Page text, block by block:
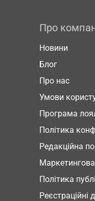
Про
Новини
Блог
Про нас
Умови
Програма
Політика
Редакційна
Політика
Реєстраційні